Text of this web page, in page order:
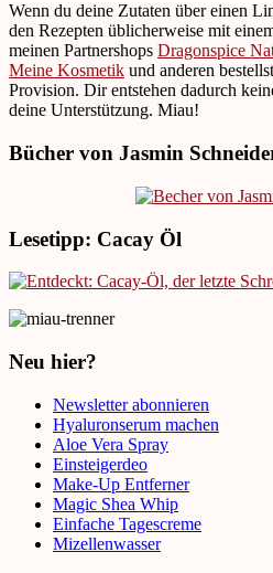
Wenn du deine Zutaten über einen
den Rezepten üblicherweise mit
meinen Partnershops Dragonspice
Meine Kosmetik und anderen
Provision. Dir entstehen dadurch
deine Unterstützung. Miau!
Bücher von Jasmin
Lesetipp: Cacay Öl
Neu hier?
Newsletter abonnieren
Hyaluronserum machen
Aloe Vera Spray
Einsteigerdeo
Make-Up Entferner
Magic Shea Whip
Einfache Tagescreme
Mizellenwasser